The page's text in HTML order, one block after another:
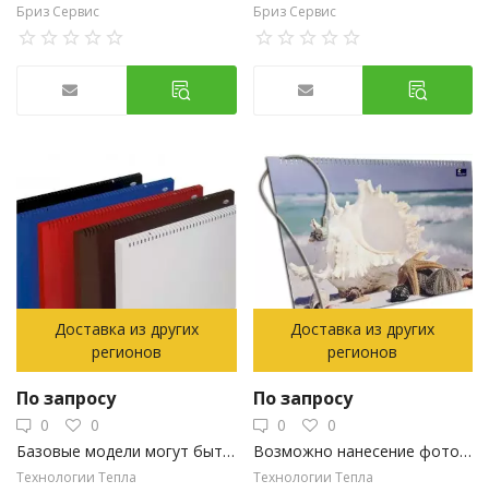
Бриз Сервис Бриз Сервис
Доставка из других
регионов
По запросу
0
0
Базовые модели могут быть окрашены в любой цвет
Технологии Тепла
Доставка из других
регионов
По запросу
0
0
Возможно нанесение фотопечати на конвектор
Технологии Тепла